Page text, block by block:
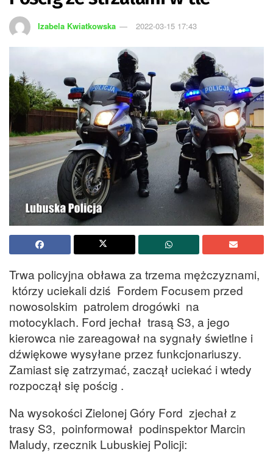
Izabela Kwiatkowska 2022-03-15 17:43
Trwa policyjna obława za trzema mężczyznami,
którzy uciekali dziś Fordem Focusem przed
nowosolskim patrolem drogówki na
motocyklach. Ford jechał trasą S3, a jego
kierowca nie zareagował na sygnały świetlne i
dźwiękowe wysyłane przez funkcjonariuszy.
Zamiast się zatrzymać, zaczął uciekać i wtedy
rozpoczął się pościg .
Na wysokości Zielonej Góry Ford zjechał z
trasy S3, poinformował podinspektor Marcin
Maludy, rzecznik Lubuskiej Policji: